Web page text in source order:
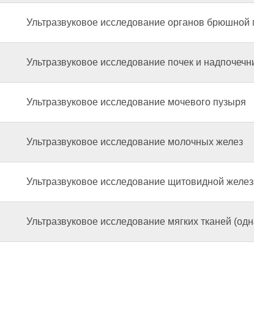
Ультразвуковое исследование органов брюшной
Ультразвуковое исследование почек и
Ультразвуковое исследование мочевого пузыря
Ультразвуковое исследование молочных желез
Ультразвуковое исследование щитовидной
Ультразвуковое исследование мягких тканей